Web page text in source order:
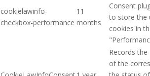
cookielawinfo-
checkbox-performance
11
months
Consent
to store the
cookies in
Records
of the